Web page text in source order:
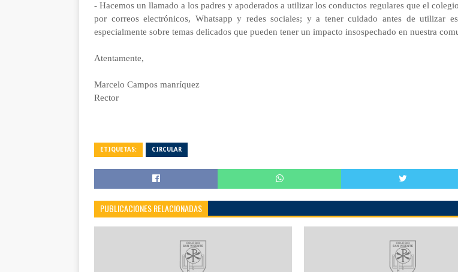
- Hacemos un llamado a los padres y apoderados a utilizar los conductos regulares que el
por correos electrónicos, Whatsapp y redes sociales; y a tener cuidado antes de utilizar
especialmente sobre temas delicados que pueden tener un impacto insospechado en nuestra
Atentamente,
Marcelo Campos manríquez
Rector
ETIQUETAS: CIRCULAR
PUBLICACIONES RELACIONADAS